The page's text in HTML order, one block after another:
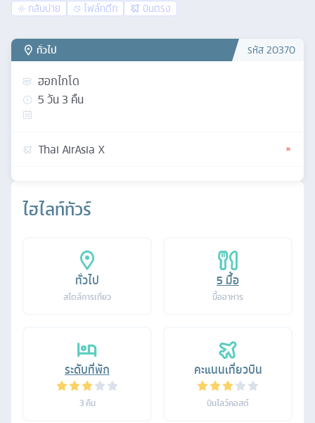
กลับบ่าย ไฟล์ทดึก บินตรง
ไฮไลท์ทัวร์
ทั่วไป
สไตล์การเที่ยว
5 มื้อ
มื้ออาหาร
ระดับที่พัก
3คืน
คะแนนเที่ยวบิน
บินโลว์คอสต์
ทั่วไป รหัส20370
ฮอกไกโด
5วัน3 คืน
Thai AirAsia X